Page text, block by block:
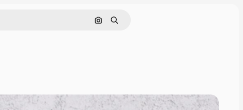
Pesquisar por imagem
Buscar